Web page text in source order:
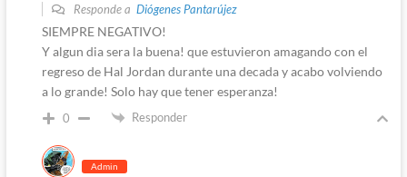
Responde a Diógenes Pantarújez
SIEMPRE NEGATIVO!
Y algun dia sera la buena! que estuvieron amagando con el
regreso de Hal Jordan durante una decada y acabo volviendo
a lo grande! Solo hay que tener esperanza!
0 Responder
Admin